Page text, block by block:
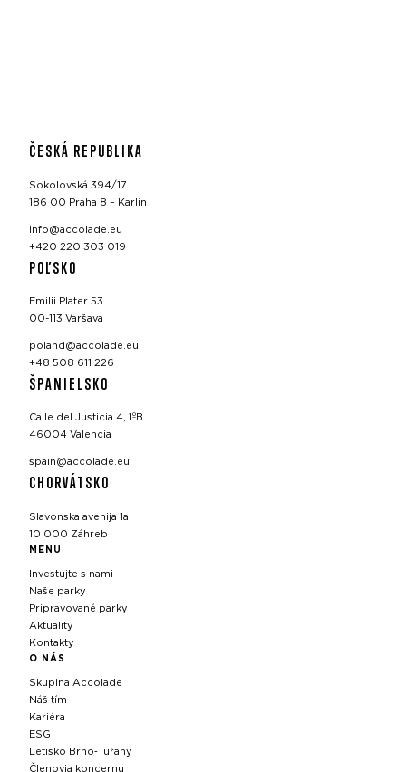
ČESKÁ REPUBLIKA
Sokolovská 394/17
186 00 Praha 8 – Karlín
info@accolade.eu
+420 220 303 019
POĽSKO
Emilii Plater 53
00-113 Varšava
poland@accolade.eu
+48 508 611 226
ŠPANIELSKO
Calle del Justicia 4, 1ºB
46004 Valencia
spain@accolade.eu
CHORVÁTSKO
Slavonska avenija 1a
10 000 Záhreb
MENU
Investujte s nami
Naše parky
Pripravované parky
Aktuality
Kontakty
O NÁS
Skupina Accolade
Náš tím
Kariéra
ESG
Letisko Brno‑Tuřany
Členovia koncernu